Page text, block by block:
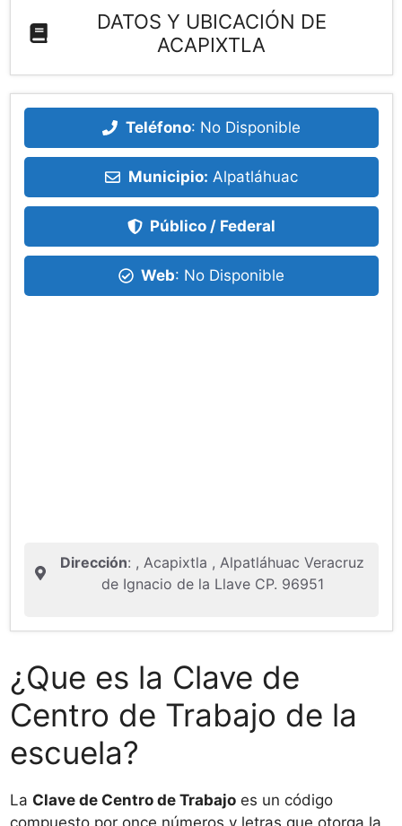
DATOS Y UBICACIÓN DE
ACAPIXTLA
Teléfono: No Disponible
Municipio: Alpatláhuac
Público / Federal
Web: No Disponible
Dirección: , Acapixtla , Alpatláhuac Veracruz
de Ignacio de la Llave CP. 96951
¿Que es la Clave de
Centro de Trabajo de la
escuela?
La Clave de Centro de Trabajo es un código
compuesto por once números y letras que otorga la